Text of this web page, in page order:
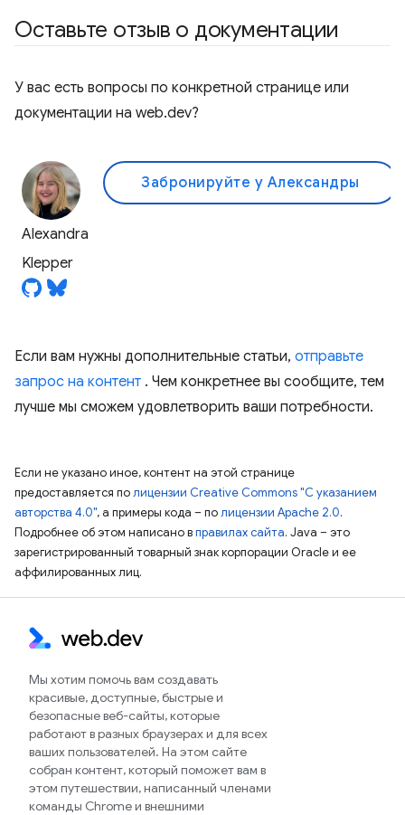
Оставьте отзыв о документации
У вас есть вопросы по конкретной странице или
документации на web.dev?
Alexandra
Klepper
Забронируйте у Александры
Если вам нужны дополнительные статьи, отправьте
запрос на контент . Чем конкретнее вы сообщите, тем
лучше мы сможем удовлетворить ваши потребности.
Если не указано иное, контент на этой странице
предоставляется полицензии Creative Commons "С указанием
авторства 4.0", а примеры кода – полицензии Apache 2.0.
Подробнее об этом написано вправилах сайта. Java – это
зарегистрированный товарный знак корпорации Oracle и ее
аффилированных лиц.
Мы хотим помочь вам создавать
красивые, доступные, быстрые и
безопасные веб-сайты, которые
работают в разных браузерах и для всех
ваших пользователей. На этом сайте
собран контент, который поможет вам в
этом путешествии, написанный членами
команды Chrome и внешними